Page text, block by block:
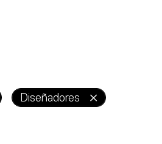
Diseñadores